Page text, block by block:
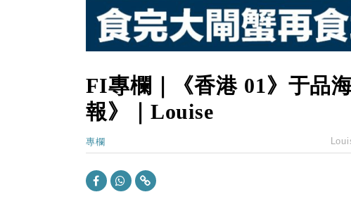
FI專欄｜《香港 01》于品
報》｜Louise
專欄